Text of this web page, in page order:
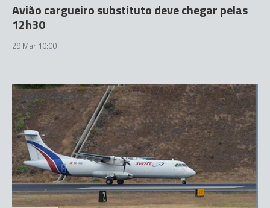
Avião cargueiro substituto deve chegar pelas
12h30
29 Mar 10:00